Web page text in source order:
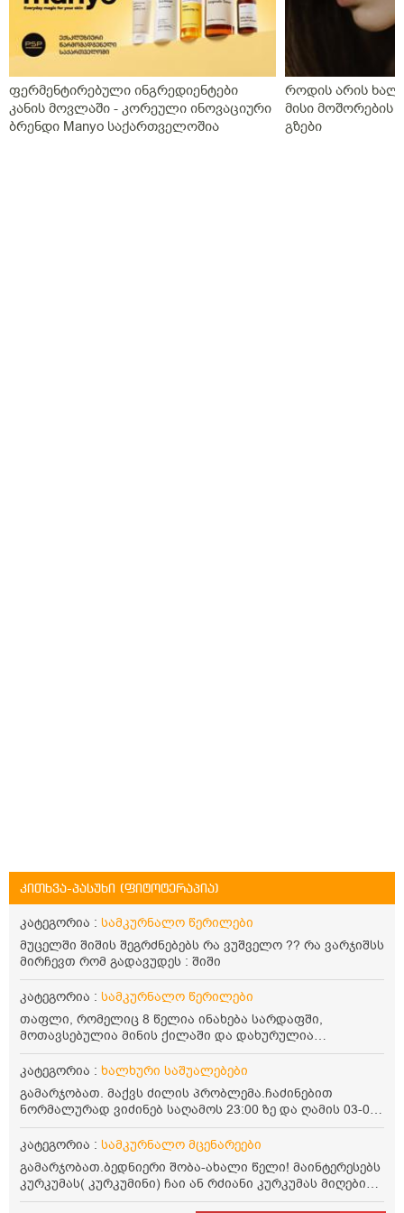
სანთელი ოცი დღე ძილის წინ,უტროჟესტანი
საღამოს,კურანტილი სისხლის გამათხელებელი,ახლა
აქვს თავის ტკივილები,სხვა ჩვენება არააქვს და ასე
გვგონია დ ვიტამია გამოიწვიაო მარა ვირუსიც
ქონდა,ვაგოსტაბილი თავის ტკივილისთვის,თქვენ რას
გვირჩევთ?როგორც გვითხარით ონლაინ ისე მიდის
ყველაფერი და ხალხს შეხება აქვთ პირდაპირ
ფერმენტირებული ინგრედიენტები
კანის მოვლაში - კორეული ინოვაციური
ბრენდი Manyo საქართველოშია
როდის არის
მისი მოშორების
გზები
კითხვა-პასუხი (ფიტოტერაპია)
კატეგორია : სამკურნალო წერილები
მუცელში შიშის შეგრძნებებს რა ვუშველო ?? რა ვარჯიშსს
მირჩევთ რომ გადავუდეს : შიში
კატეგორია : სამკურნალო წერილები
თაფლი, რომელიც 8 წელია ინახება სარდაფში,
მოთავსებულია მინის ქილაში და დახურულია
პლასტმასის სახურავით. ექნება თუ არა შენარჩუნებული
სასარგებლო თვისებები და შეიძლება თუ არა მისი
მირთმევა? გმადლობთ.
კატეგორია : ხალხური საშუალებები
გამარჯობათ. მაქვს ძილის პრობლემა.ჩაძინებით
ნორმალურად ვიძინებ საღამოს 23:00 ზე და ღამის 03-00
ან 04:00 საათზე მეღვიძება და მერე ვერ ვიძინებ
ვერაფრით.რამე ხალხური საშუალება თუ არის ამ
კატეგორია : სამკურნალო მცენარეები
გამარჯობათ.ბედნიერი შობა-ახალი წელი! მაინტერესებს
კურკუმას( კურკუმინი) ჩაი ან რძიანი კურკუმას მიღების
წესი. მაინტერესებდა და წავიკითხე ასეთი ინფორმაცია: